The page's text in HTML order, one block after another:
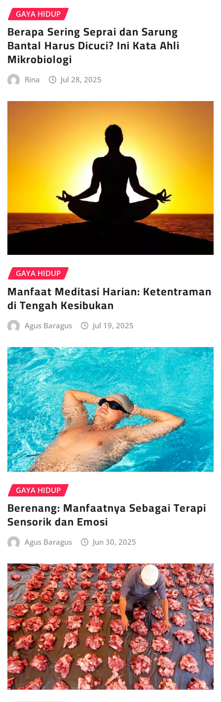
GAYA HIDUP
Berapa Sering Seprai dan Sarung
Bantal Harus Dicuci? Ini Kata Ahli
Mikrobiologi
Rina Jul 28, 2025
GAYA HIDUP
Manfaat Meditasi Harian: Ketentraman
di Tengah Kesibukan
Agus Baragus Jul 19, 2025
GAYA HIDUP
Berenang: Manfaatnya Sebagai Terapi
Sensorik dan Emosi
Agus Baragus Jun 30, 2025